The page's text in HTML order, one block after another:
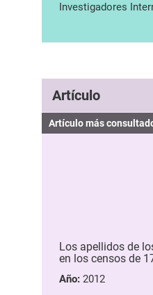
Investigadores
Artículo
Artículo más
Los apellidos de
en los censos de
Año: 2012